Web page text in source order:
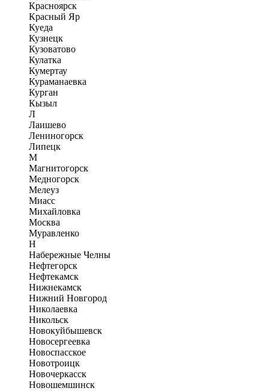
Красноярск
Красный Яр
Куеда
Кузнецк
Кузоватово
Кулатка
Кумертау
Кураманаевка
Курган
Кызыл
Л
Лаишево
Лениногорск
Липецк
М
Магнитогорск
Медногорск
Мелеуз
Миасс
Михайловка
Москва
Муравленко
Н
Набережные Челны
Нефтегорск
Нефтекамск
Нижнекамск
Нижний Новгород
Николаевка
Никольск
Новокуйбышевск
Новосергеевка
Новоспасское
Новотроицк
Новочеркасск
Новошемшинск